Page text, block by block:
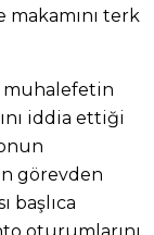
makamını terk
muhalefetin
iddia ettiği
görevden
başlıca